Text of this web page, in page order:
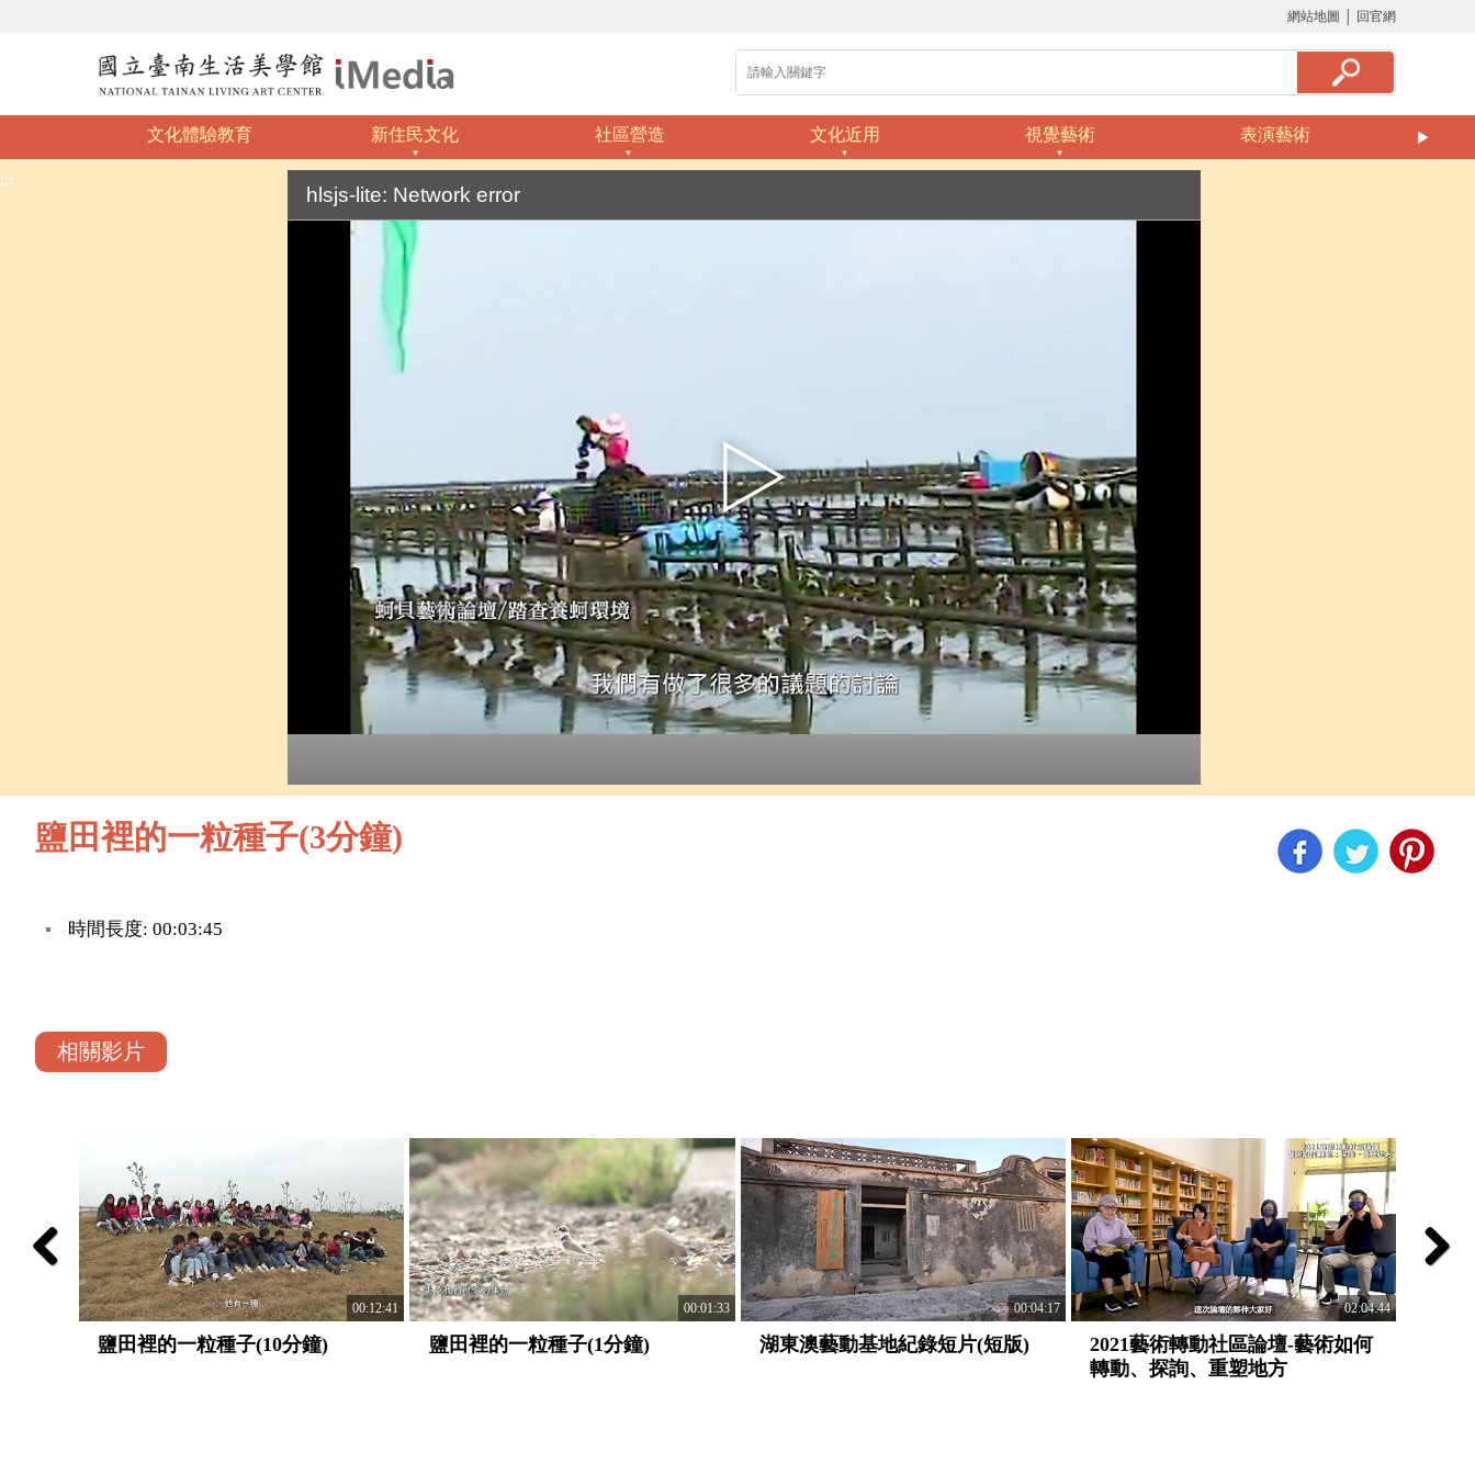
網站地圖 回官網
文化體驗教育 新住民文化 社區營造 文化近用 視覺藝術 表演藝術
:::
hlsjs-lite: Network error
鹽田裡的一粒種子(3分鐘)
時間長度: 00:03:45
相關影片
00:12:41
鹽田裡的一粒種子(10分鐘)
00:01:33
鹽田裡的一粒種子(1分鐘)
00:04:17
湖東澳藝動基地紀錄短片(短版)
02:04:44
2021藝術轉動社區論壇-藝術如何
轉動、探詢、重塑地方
Previous